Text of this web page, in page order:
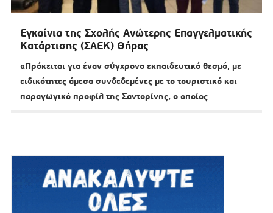
Εγκαίνια της Σχολής Ανώτερης Επαγγελματικής
Κατάρτισης (ΣΑΕΚ) Θήρας
«Πρόκειται για έναν σύγχρονο εκπαιδευτικό θεσμό, με
ειδικότητες άμεσα συνδεδεμένες με το τουριστικό και
παραγωγικό προφίλ της Σαντορίνης, ο οποίος